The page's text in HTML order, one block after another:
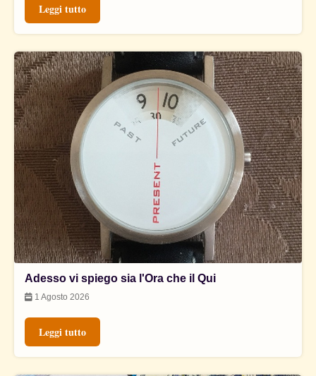
Leggi tutto
Adesso vi spiego sia l'Ora che il Qui
1 Agosto 2026
Leggi tutto